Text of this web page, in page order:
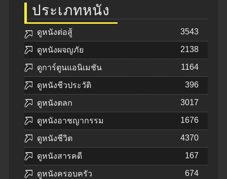
ประเภทหนัง
ดูหนังต่อสู้ 3543
ดูหนังผจญภัย 2138
ดูการ์ตูนแอนิเมชัน 1164
ดูหนังชีวประวัติ 396
ดูหนังตลก 3017
ดูหนังอาชญากรรม 1676
ดูหนังชีวิต 4370
ดูหนังสารคดี 167
ดูหนังครอบครัว 674